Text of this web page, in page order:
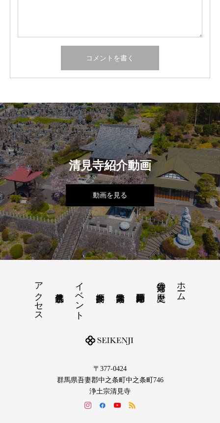
清見寺紹介動画
動画を見る
ホーム
清見寺の歴史
イベント
アクセス
〒377-0424
群馬県吾妻郡中之条町中之条町746
浄土宗清見寺